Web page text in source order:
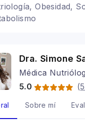
Obesidad,
Dra. Simone
Médica
5.0
(
Sobre mí